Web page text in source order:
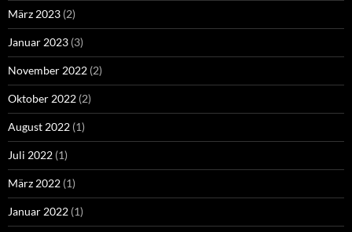
März 2023 (2)
Januar 2023 (3)
November 2022 (2)
Oktober 2022 (2)
August 2022 (1)
Juli 2022 (1)
März 2022 (1)
Januar 2022 (1)